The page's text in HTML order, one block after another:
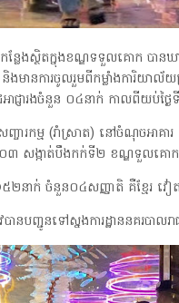
យកន្លែងស្ថិតក្នុងខណ្ឌទទួលគោក ប
ងមានការចូលរួមពីកម្លាំងការិយាល័
ារងចំនួន ០៤នាក់ កាលពីយប់ថ្ងៃ
ងសញ្ចារកម្ម (រាំស្រាត) នៅចំណុចអ
សង្កាត់បឹងកក់ទី២ ខណ្ឌទួលគោក រ
៥២នាក់ ចំនួន០៤សញ្ញាតិ គឺខ្មែរ
នបញ្ជូនទៅស្នងការដ្ឋាននគរបាលរ
ារ ក្រសួងព័ត៌មាន * ក្រមសិល